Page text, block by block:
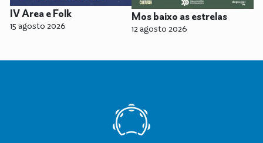
IV Area e Folk
15 agosto 2026
Mos baixo as estrelas
12 agosto 2026